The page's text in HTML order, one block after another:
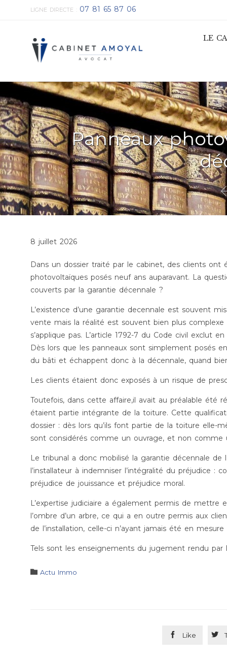
LIGNE DIRECTE : 07 81 65 87 06
LE
Panneaux
8 juillet 2026
Dans un dossier traité par le cabinet, des clients
photovoltaïques posés neuf ans auparavant. La
couverts par la garantie décennale ?
L’existence d’une garantie decennale est souvent
vente mais la réalité est souvent bien plus
s’applique pas. L’article 1792-7 du Code civil exclut
Dès lors que les panneaux sont simplement posés
du bâti et échappent donc à la décennale, quand
Les clients étaient donc exposés à un risque de
Toutefois, dans cette affaire,il avait au préalable été
étaient partie intégrante de la toiture. Cette
dossier : dès lors qu’ils font partie de la toiture elle-
sont considérés comme un ouvrage, et non comme
Le tribunal a donc mobilisé la garantie décennale de
l’installateur à indemniser l’intégralité du préjudice :
préjudice de jouissance et préjudice moral.
L’expertise judiciaire a également permis de mettre
l’ombre d’un arbre, ce qui a en outre permis aux
de l’installation, celle-ci n’ayant jamais été en
Tels sont les enseignements du jugement rendu par
 Category
Actu Immo
 Like 